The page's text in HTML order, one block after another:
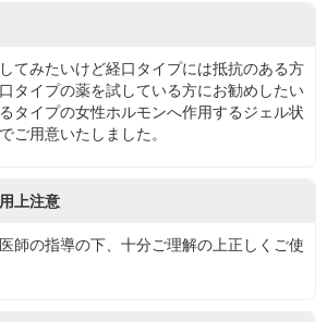
てみたいけど経口タイプには抵抗のある方
タイプの薬を試している方にお勧めしたい
タイプの女性ホルモンへ作用するジェル状
ご用意いたしました。
上注意
師の指導の下、十分ご理解の上正しくご使